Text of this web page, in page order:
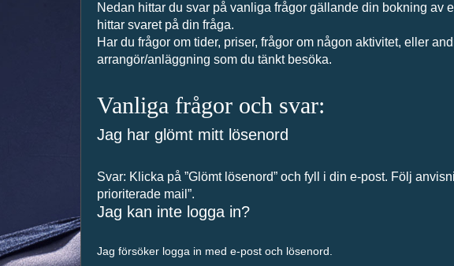
Nedan hittar du svar på vanliga frågor gällande din bokning av
hittar svaret på din fråga.
Har du frågor om tider, priser, frågor om någon aktivitet, eller
arrangör/anläggning som du tänkt besöka.
Vanliga frågor och svar:
Jag har glömt mitt lösenord
Svar: Klicka på ”Glömt lösenord” och fyll i din e-post. Följ
prioriterade mail”.
Jag kan inte logga in?
Jag försöker logga in med e-post och lösenord.